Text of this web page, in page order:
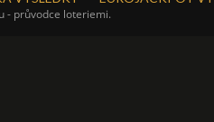
- průvodce loteriemi.